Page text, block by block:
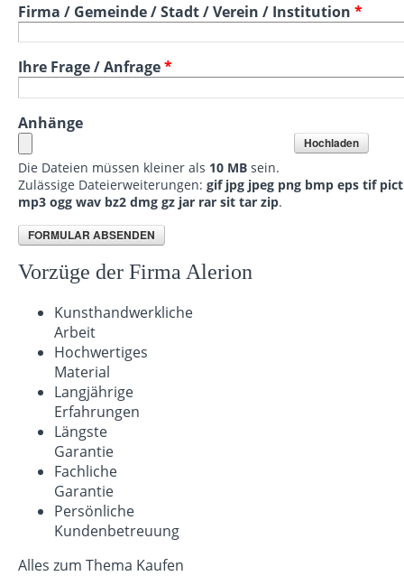
Firma / Gemeinde / Stadt / Verein / Institution *
Ihre Frage / Anfrage*
Anhänge
Die Dateien müssen kleiner als 10 MB sein.
Zulässige Dateierweiterungen: gif jpg jpeg png bmp eps tif
mp3 ogg wav bz2 dmg gz jar rar sit tar zip.
Vorzüge der Firma Alerion
Kunsthandwerkliche
Arbeit
Hochwertiges
Material
Langjährige
Erfahrungen
Längste
Garantie
Fachliche
Garantie
Persönliche
Kundenbetreuung
Alles zum Thema Kaufen